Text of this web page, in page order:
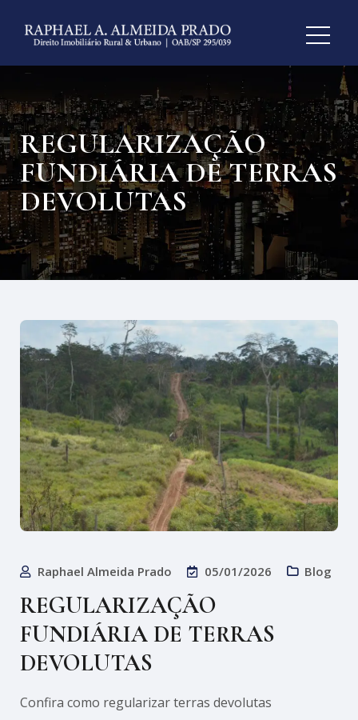
REGULARIZAÇÃO
FUNDIÁRIA DE TERRAS
DEVOLUTAS
Raphael Almeida Prado 05/01/2026 Blog
REGULARIZAÇÃO
FUNDIÁRIA DE TERRAS
DEVOLUTAS
Confira como regularizar terras devolutas